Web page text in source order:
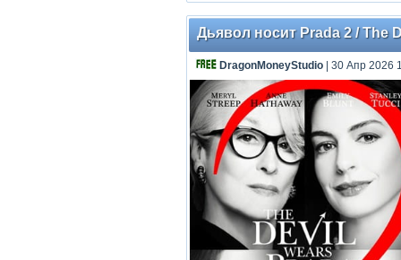
Дьявол носит Prada 2 / The
DragonMoneyStudio | 30 Апр 2026